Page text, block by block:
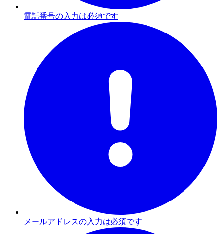
電話番号の入力は必須です
メールアドレスの入力は必須です